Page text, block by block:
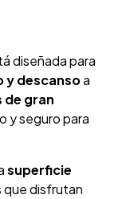
diseñada para
y descansoa
de gran
y seguro para
superficie
que disfrutan